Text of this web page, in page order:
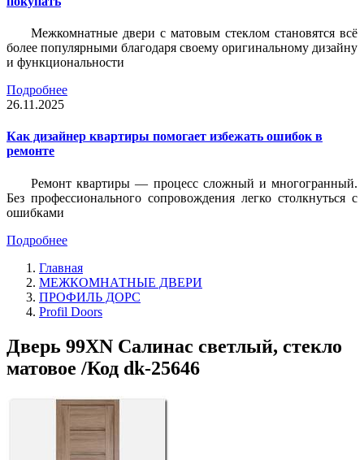
Межкомнатные двери с матовым стеклом становятся всё
более популярными благодаря своему оригинальному дизайну
и функциональности
Подробнее
26.11.2025
Как дизайнер квартиры помогает избежать ошибок в
ремонте
Ремонт квартиры — процесс сложный и многогранный.
Без профессионального сопровождения легко столкнуться с
ошибками
Подробнее
Главная
МЕЖКОМНАТНЫЕ ДВЕРИ
ПРОФИЛЬ ДОРС
Profil Doors
Дверь 99ХN Салинас светлый, стекло
матовое /Код dk-25646